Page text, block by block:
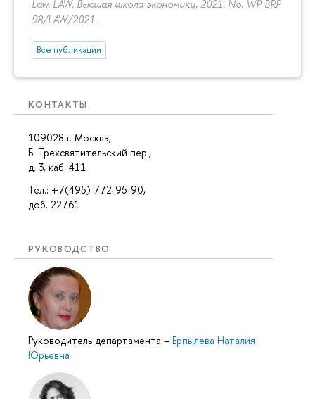
Law. LAW. Высшая школа экономики, 2021. No. WP BRP
98/LAW/2021.
Все публикации
КОНТАКТЫ
109028 г. Москва,
Б. Трехсвятительский пер.,
д. 3, каб. 411
Тел.: +7(495) 772-95-90,
доб. 22761
РУКОВОДСТВО
Руководитель департамента – Ерпылева Наталия
Юрьевна